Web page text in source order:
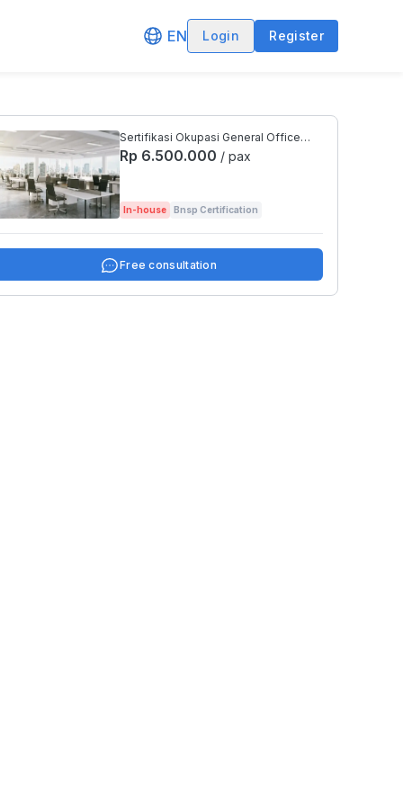
EN Login Register
Sertifikasi Okupasi General Office
Clerk BNSP
Rp 6.500.000 / pax
In-house Bnsp Certification
Free consultation